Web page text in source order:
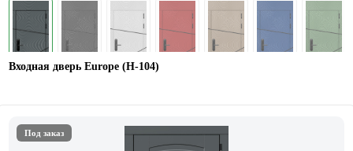
Входная дверь Europe (Н-104)
Под заказ